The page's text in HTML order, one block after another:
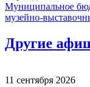
Муниципальное
музейно-
Другие
11 сентября 2026